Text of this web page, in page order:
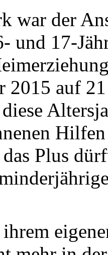
war der
und 17-
2015 auf
Plus